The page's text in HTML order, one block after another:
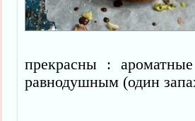
прекрасны :
равнодушным (один